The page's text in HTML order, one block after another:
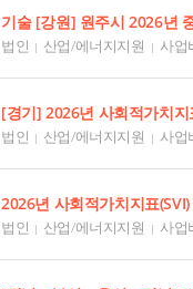
법인 산업/에너지지원 사업
[경기] 2026년 사회적가치
법인 산업/에너지지원 사업
2026년 사회적가치지표
법인 산업/에너지지원 사업